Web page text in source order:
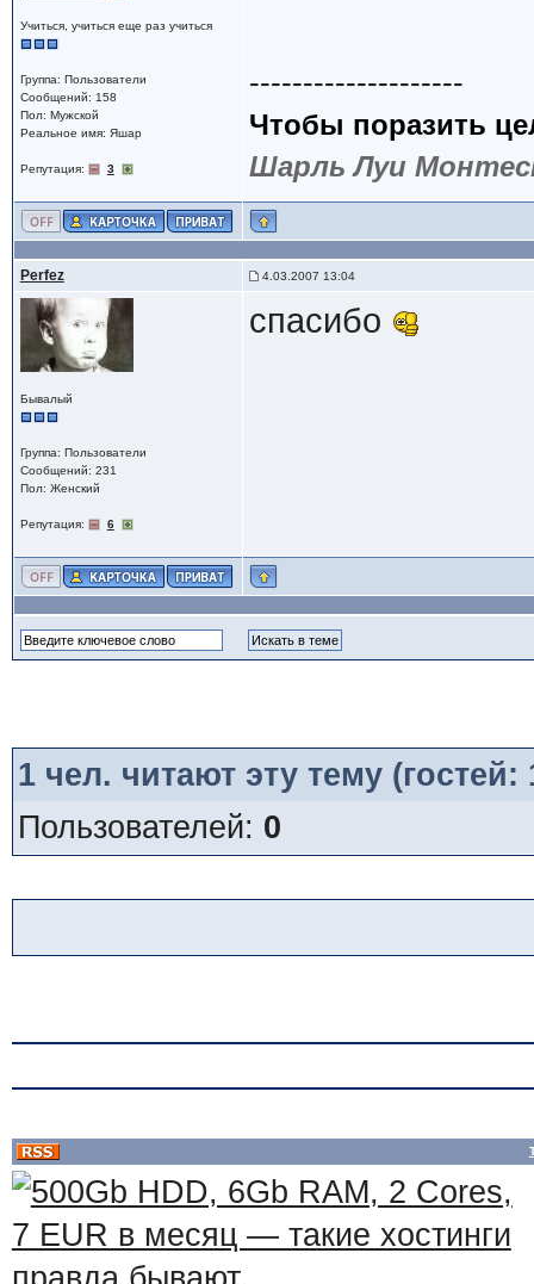
Учиться, учиться еще раз учиться
Группа: Пользователи
Сообщений: 158
Пол: Мужской
Реальное имя: Яшар
Репутация: 3
--------------------
Чтобы поразить
Шарль Луи
Perfez 4.03.2007 13:04
Бывалый
Группа: Пользователи
Сообщений: 231
Пол: Женский
Репутация: 6
спасибо
1чел. читают эту тему
Пользователей: 0